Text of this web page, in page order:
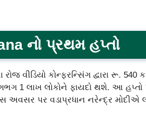
નો પ્રથમ હપ્તો
વીડિયો કોન્ફરન્સિંગ દ્વારા રૂ. 540
1 લાખ લોકોને ફાયદો થશે. આ
પર વડાપ્રધાન નરેન્દ્ર મોદીએ